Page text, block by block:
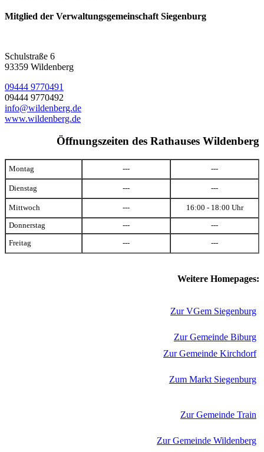
Mitglied der Verwaltungsgemeinschaft Siegenburg
Schulstraße 6
93359 Wildenberg
09444 9770491
09444 9770492
info@wildenberg.de
www.wildenberg.de
Öffnungszeiten des Rathauses Wildenberg
Montag --- ---
Dienstag --- ---
Mittwoch --- 16:00 - 18:00 Uhr
Donnerstag --- ---
Freitag --- ---
Weitere Homepages:
Zur VGem Siegenburg
Zur Gemeinde Biburg
Zur Gemeinde Kirchdorf
Zum Markt Siegenburg
Zur Gemeinde Train
Zur Gemeinde Wildenberg